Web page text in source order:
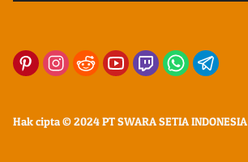
Hak cipta © 2024 PT SWARA SETIA INDONESIA